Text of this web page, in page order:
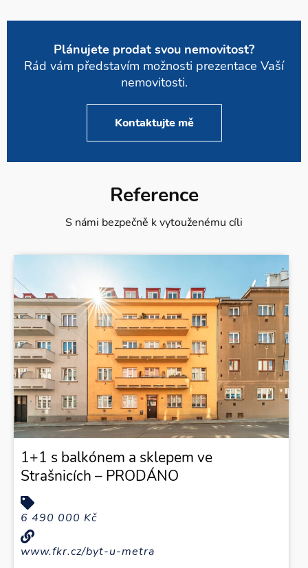
Plánujete prodat svou nemovitost?
Rád vám představím možnosti prezentace Vaší
nemovitosti.
Kontaktujte mě
Reference
S námi bezpečně k vytouženému cíli
1+1 s balkónem a sklepem ve
Strašnicích – PRODÁNO
6 490 000 Kč
www.fkr.cz/byt-u-metra